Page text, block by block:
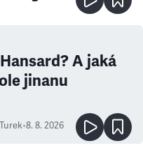
A jaká
jinanu
•8. 8. 2026